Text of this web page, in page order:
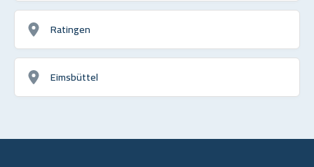
Ratingen
Eimsbüttel